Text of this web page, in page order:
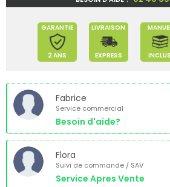
GARANTIE
2 ANS
LIVRAISON
EXPRESS INCLUS
Fabrice
Service commercial
Besoin d'aide?
Flora
Suivi de commande / SAV
Service Apres Vente